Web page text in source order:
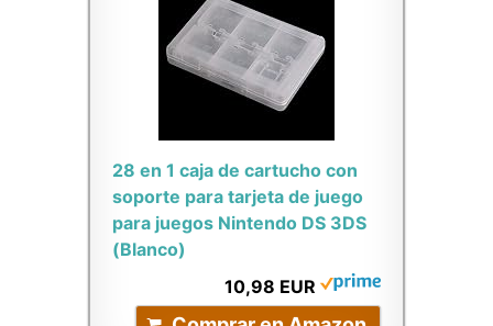
28 en 1 caja de cartucho con
soporte para tarjeta de juego
para juegos Nintendo DS 3DS
(Blanco)
10,98 EUR